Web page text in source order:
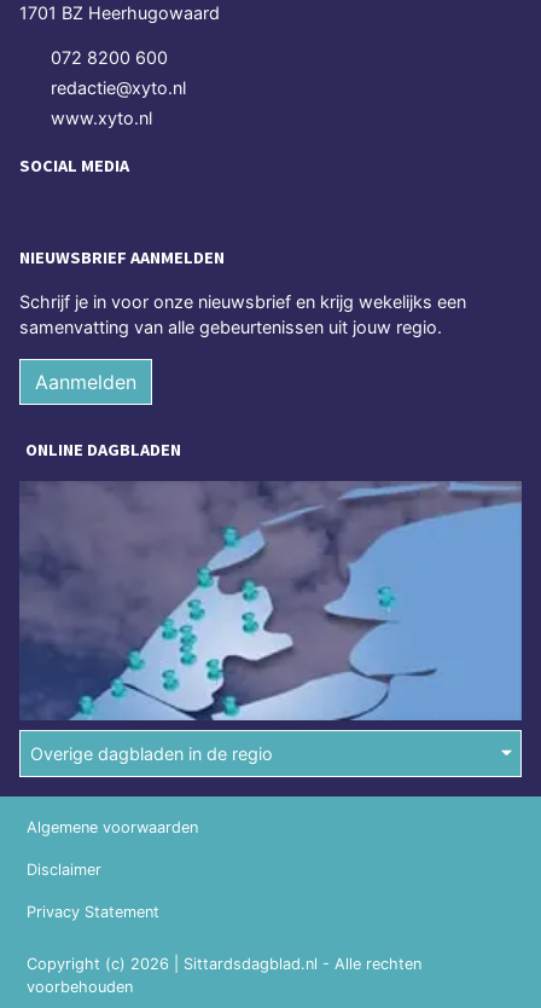
1701 BZ Heerhugowaard
072 8200 600
redactie@xyto.nl
www.xyto.nl
SOCIAL MEDIA
NIEUWSBRIEF AANMELDEN
Schrijf je in voor onze nieuwsbrief en krijg wekelijks een
samenvatting van alle gebeurtenissen uit jouw regio.
Aanmelden
ONLINE DAGBLADEN
Overige dagbladen in de regio
Copyright (c) 2026 | Sittardsdagblad.nl - Alle rechten
voorbehouden
Algemene voorwaarden
Disclaimer
Privacy Statement